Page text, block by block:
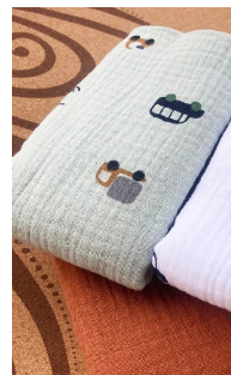
BAVLNA
185 Kč